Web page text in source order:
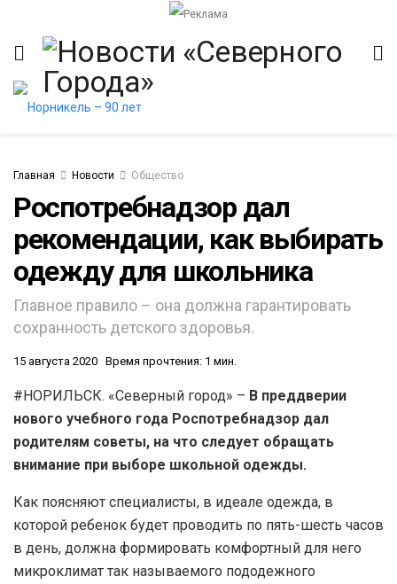
Главная Новости Общество
Роспотребнадзор дал
рекомендации, как выбирать
одежду для школьника
Главное правило – она должна гарантировать
сохранность детского здоровья.
15 августа 2020 Время прочтения: 1 мин.
#НОРИЛЬСК. «Северный город» – В преддверии
нового учебного года Роспотребнадзор дал
родителям советы, на что следует обращать
внимание при выборе школьной одежды.
Как поясняют специалисты, в идеале одежда, в
которой ребенок будет проводить по пять-шесть часов
в день, должна формировать комфортный для него
микроклимат так называемого пододежного